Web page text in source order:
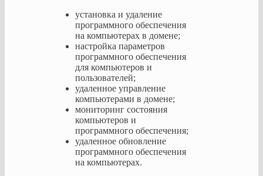
установка и удаление
программного обеспечения
на компьютерах в домене;
настройка параметров
программного обеспечения
для компьютеров и
пользователей;
удаленное управление
компьютерами в домене;
мониторинг состояния
компьютеров и
программного обеспечения;
удаленное обновление
программного обеспечения
на компьютерах.
адаптируемостью.